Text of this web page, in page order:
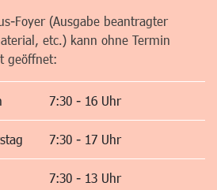
Foyer (Ausgabe beantragter
etc.) kann ohne Termin
geöffnet:
7:30 - 16 Uhr
7:30 - 17 Uhr
7:30 - 13 Uhr